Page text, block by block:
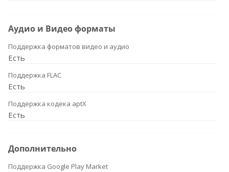
Аудио и Видео форматы
Поддержка форматов видео и аудио
Есть
Поддержка FLAC
Есть
Поддержка кодека aptX
Есть
Дополнительно
Поддержка Google Play Market